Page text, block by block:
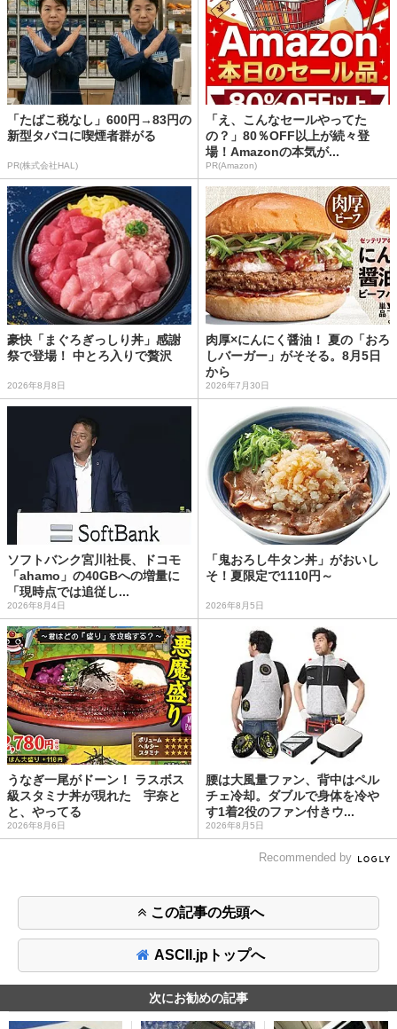
「たばこ税なし」600円→83円の
新型タバコに喫煙者群がる
PR(株式会社HAL)
「え、こんなセールやってた
の？」80％OFF以上が続々登
場！Amazonの本気が...
PR(Amazon)
豪快「まぐろぎっしり丼」感謝
祭で登場！ 中とろ入りで贅沢
2026年8月8日
肉厚×にんにく醤油！ 夏の「おろ
しバーガー」がそそる。8月5日
から
2026年7月30日
ソフトバンク宮川社長、ドコモ
「ahamo」の40GBへの増量に
「現時点では追従し...
2026年8月4日
「鬼おろし牛タン丼」がおいし
そ！夏限定で1110円～
2026年8月5日
うなぎ一尾がドーン！ ラスボス
級スタミナ丼が現れた 宇奈と
と、やってる
2026年8月6日
腰は大風量ファン、背中はペル
チェ冷却。ダブルで身体を冷や
す1着2役のファン付きウ...
2026年8月5日
Recommended by
この記事の先頭へ
ASCII.jpトップへ
次にお勧めの記事